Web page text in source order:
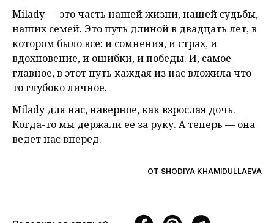
Milady — это часть нашей жизни, нашей судьбы,
наших семей. Это путь длиной в двадцать лет, в
котором было все: и сомнения, и страх, и
вдохновение, и ошибки, и победы. И, самое
главное, в этот путь каждая из нас вложила что-
то глубоко личное.
Milady для нас, наверное, как взрослая дочь.
Когда-то мы держали ее за руку. А теперь — она
ведет нас вперед.
ОТ SHODIYA KHAMIDULLAEVA